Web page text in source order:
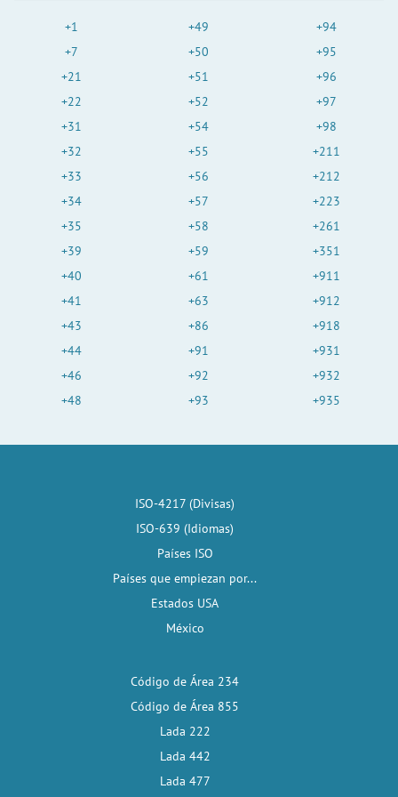
d
e
o
+1
+7
+21
+22
+31
+32
+33
+34
+35
+39
+40
+41
+43
+44
+46
+48
+49
+50
+51
+52
+54
+55
+56
+57
+58
+59
+61
+63
+86
+91
+92
+93
+94
+95
+96
+97
+98
+211
+212
+223
+261
+351
+911
+912
+918
+931
+932
+935
ISO-4217 (Divisas)
ISO-639 (Idiomas)
Países ISO
Países que empiezan por...
Estados USA
México
Código de Área 234
Código de Área 855
Lada 222
Lada 442
Lada 477